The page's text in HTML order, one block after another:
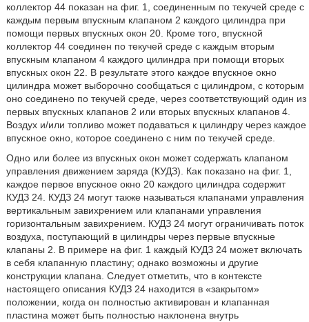
коллектор 44 показан на фиг. 1, соединенным по текучей среде с
каждым первым впускным клапаном 2 каждого цилиндра при
помощи первых впускных окон 20. Кроме того, впускной
коллектор 44 соединен по текучей среде с каждым вторым
впускным клапаном 4 каждого цилиндра при помощи вторых
впускных окон 22. В результате этого каждое впускное окно
цилиндра может выборочно сообщаться с цилиндром, с которым
оно соединено по текучей среде, через соответствующий один из
первых впускных клапанов 2 или вторых впускных клапанов 4.
Воздух и/или топливо может подаваться к цилиндру через каждое
впускное окно, которое соединено с ним по текучей среде.
Одно или более из впускных окон может содержать клапаном
управления движением заряда (КУДЗ). Как показано на фиг. 1,
каждое первое впускное окно 20 каждого цилиндра содержит
КУДЗ 24. КУДЗ 24 могут также называться клапанами управления
вертикальным завихрением или клапанами управления
горизонтальным завихрением. КУДЗ 24 могут ограничивать поток
воздуха, поступающий в цилиндры через первые впускные
клапаны 2. В примере на фиг. 1 каждый КУДЗ 24 может включать
в себя клапанную пластину; однако возможны и другие
конструкции клапана. Следует отметить, что в контексте
настоящего описания КУДЗ 24 находится в «закрытом»
положении, когда он полностью активирован и клапанная
пластина может быть полностью наклонена внутрь